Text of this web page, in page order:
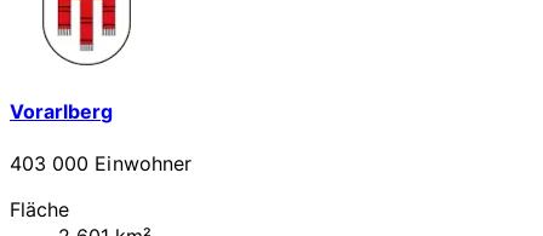
Vorarlberg
403 000 Einwohner
Fläche